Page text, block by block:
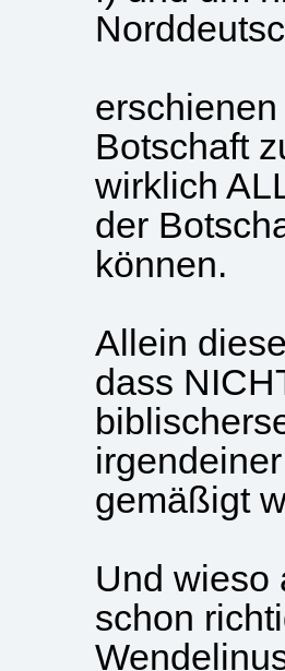
Botschaft
wirklich
der
können.
Allein
dass
gemäßigt
Und wieso
schon